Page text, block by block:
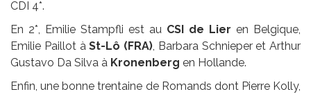
CDI 4*.
En 2*, Emilie Stampfli est au CSI de Lier en Belgique,
Emilie Paillot àSt-Lô (FRA), Barbara Schnieper et Arthur
Gustavo Da Silva à Kronenberg en Hollande.
Enfin, une bonne trentaine de Romands dont Pierre Kolly,